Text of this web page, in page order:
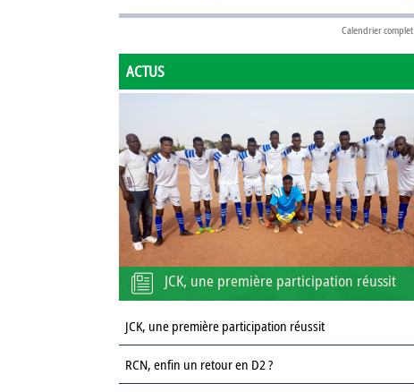
Calendrier complet
ACTUS
JCK, une première participation réussit
JCK, une première participation réussit
RCN, enfin un retour en D2 ?